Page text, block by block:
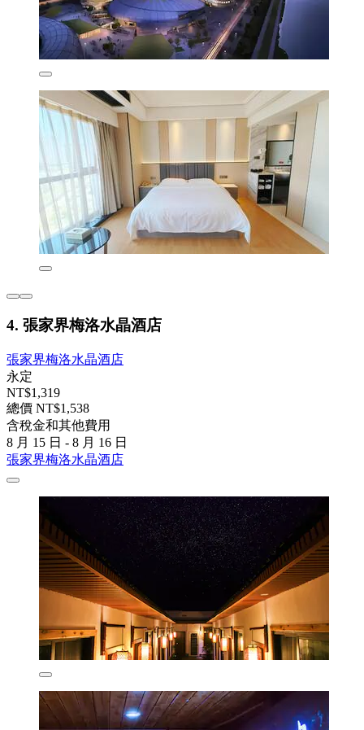
4. 張家界梅洛水晶酒店
張家界梅洛水晶酒店
永定
NT$1,319
總價 NT$1,538
含稅金和其他費用
8 月 15 日 - 8 月 16 日
張家界梅洛水晶酒店